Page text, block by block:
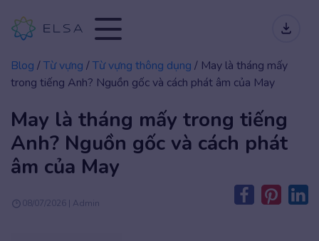
Blog /Từ vựng /Từ vựng thông dụng / May là tháng mấy
trong tiếng Anh? Nguồn gốc và cách phát âm của May
May là tháng mấy trong tiếng
Anh? Nguồn gốc và cách phát
âm của May
08/07/2026 | Admin